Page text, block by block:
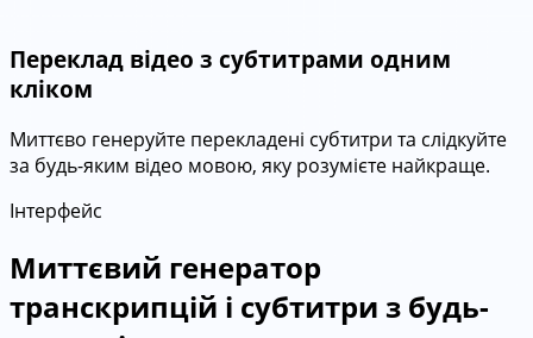
Переклад відео з субтитрами одним
кліком
Миттєво генеруйте перекладені субтитри та слідкуйте
за будь-яким відео мовою, яку розумієте найкраще.
Інтерфейс
Миттєвий генератор
транскрипцій і субтитри з будь-